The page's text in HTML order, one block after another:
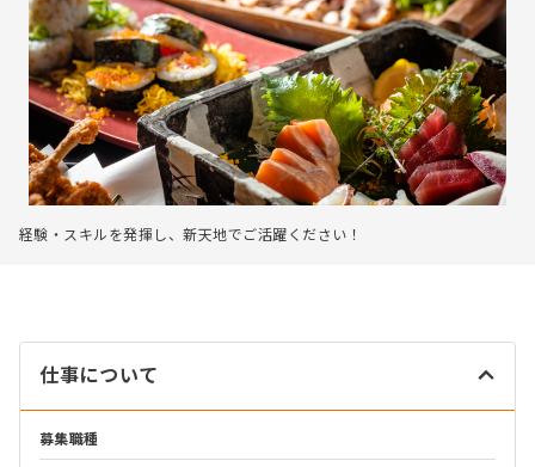
経験・スキルを発揮し、新天地でご活躍ください！
仕事について
募集職種